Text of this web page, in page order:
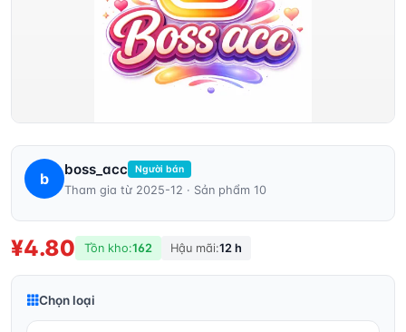
b
boss_acc Người bán
Tham gia từ 2025-12 · Sản phẩm 10
¥4.80 Tồn kho:162 Hậu mãi:12 h
Chọn loại